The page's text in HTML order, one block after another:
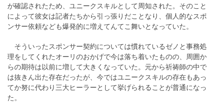
が確認されたため、ユニークスキルとして周知された。そのこと
によって彼女は記者たちから引っ張りだことなり、個人的なスポ
ンサー依頼なども爆発的に増えてんてこ舞いとなっていた。
そういったスポンサー契約については慣れているゼノと事務処
理をしてくれたオーリのおかげで今は落ち着いたものの、周囲か
らの期待は以前に増して大きくなっていた。元から祈祷師の中で
は抜きん出た存在だったが、今ではユニークスキルの存在もあっ
てか努に代わり三大ヒーラーとして挙げられることが普通になっ
た。